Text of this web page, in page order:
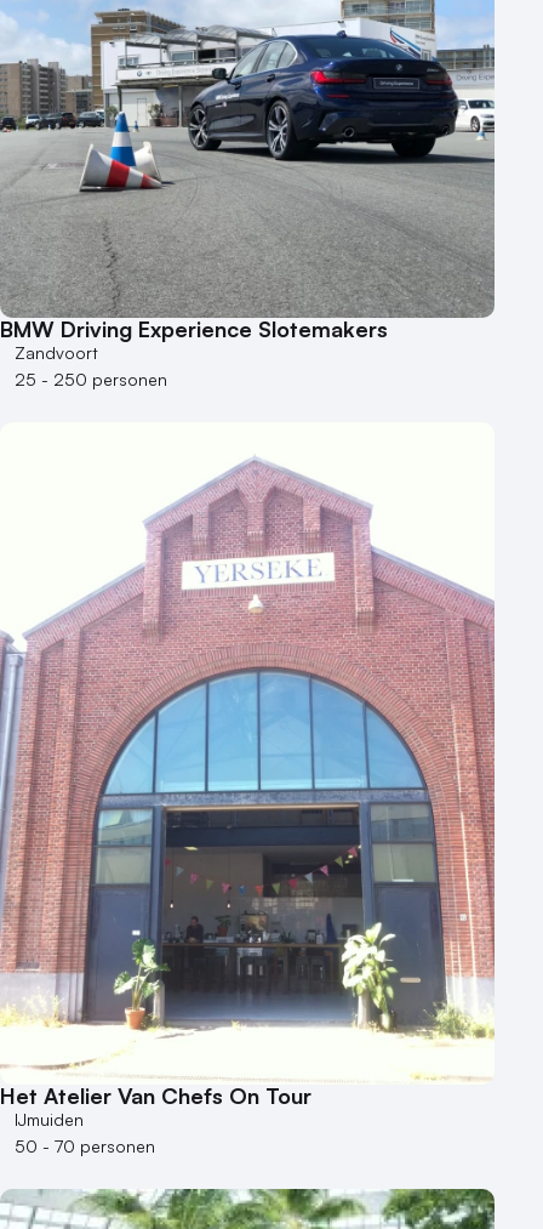
BMW Driving Experience Slotemakers
Zandvoort
25 - 250 personen
Het Atelier Van Chefs On Tour
IJmuiden
50 - 70 personen